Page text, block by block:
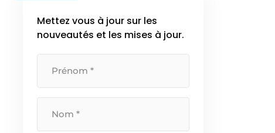
Mettez vous à jour sur les
nouveautés et les mises à jour.